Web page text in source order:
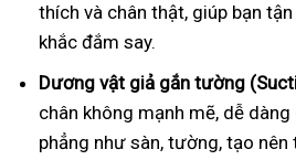
thích và chân thật, giúp bạn
khắc đắm say.
Dương vật giả gắn tường
chân không mạnh mẽ, dễ
phẳng như sàn, tường, tạo